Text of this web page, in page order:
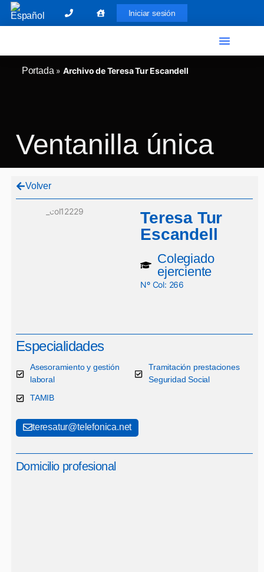
Iniciar sesión
Portada » Archivo de Teresa Tur Escandell
Ventanilla única
Volver
Teresa Tur
Escandell
Colegiado
ejerciente
Nº Col: 266
Especialidades
Asesoramiento y gestión
laboral
Tramitación prestaciones
Seguridad Social
TAMIB
teresatur@telefonica.net
Domicilio profesional